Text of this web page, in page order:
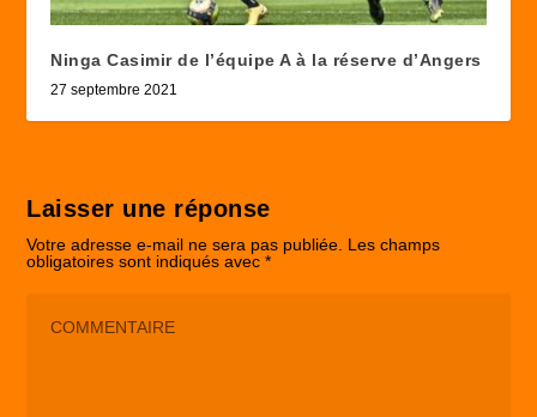
Ninga Casimir de l’équipe A à la réserve d’Angers
27 septembre 2021
Laisser une réponse
Votre adresse e-mail ne sera pas publiée. Les champs
obligatoires sont indiqués avec*